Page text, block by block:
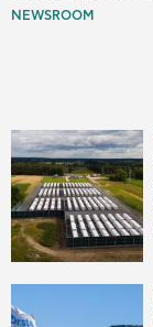
NEWSROOM